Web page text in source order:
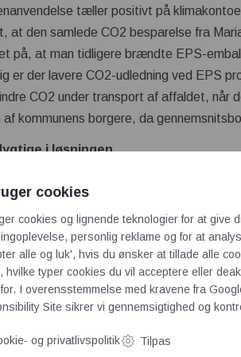
tæller positivt på
at den samlede CO2 besparelse fra
på, at man tidligere brændte EPS-
er der lavere CO2-udledning ved EPS
CO2 under transport af affaldet,
kommunens borgere, da
i løsningen
en bæredygtig kommune skulle
og genanvendes
kommunen med stor fordel
antallet af transporter optimeres, og
hver genbrugsplads.
og sendes til BEWiSynbra
Disse plastpellets bliver så
cookies
cookies og lignende teknologier for at give
personlig reklame og for at
alle og luk', hvis du ønsker at tillade alle
hvilke typer cookies du vil acceptere eller
I overensstemmelse med kravene fra
Site sikrer vi gennemsigtighed og
og privatlivspolitik Tilpas